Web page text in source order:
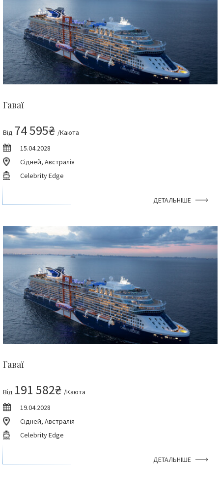
Гаваї
Від 74 595₴ /Каюта
15.04.2028
Сідней, Австралія
Celebrity Edge
ДЕТАЛЬНІШЕ
Гаваї
Від 191 582₴ /Каюта
19.04.2028
Сідней, Австралія
Celebrity Edge
ДЕТАЛЬНІШЕ